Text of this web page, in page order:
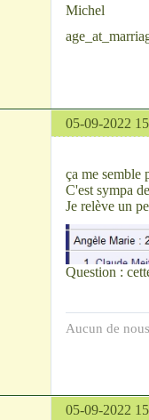
Michel
05-09-2022
ça me semble
C'est sympa
Je relève un
Question :
Aucun de
05-09-2022